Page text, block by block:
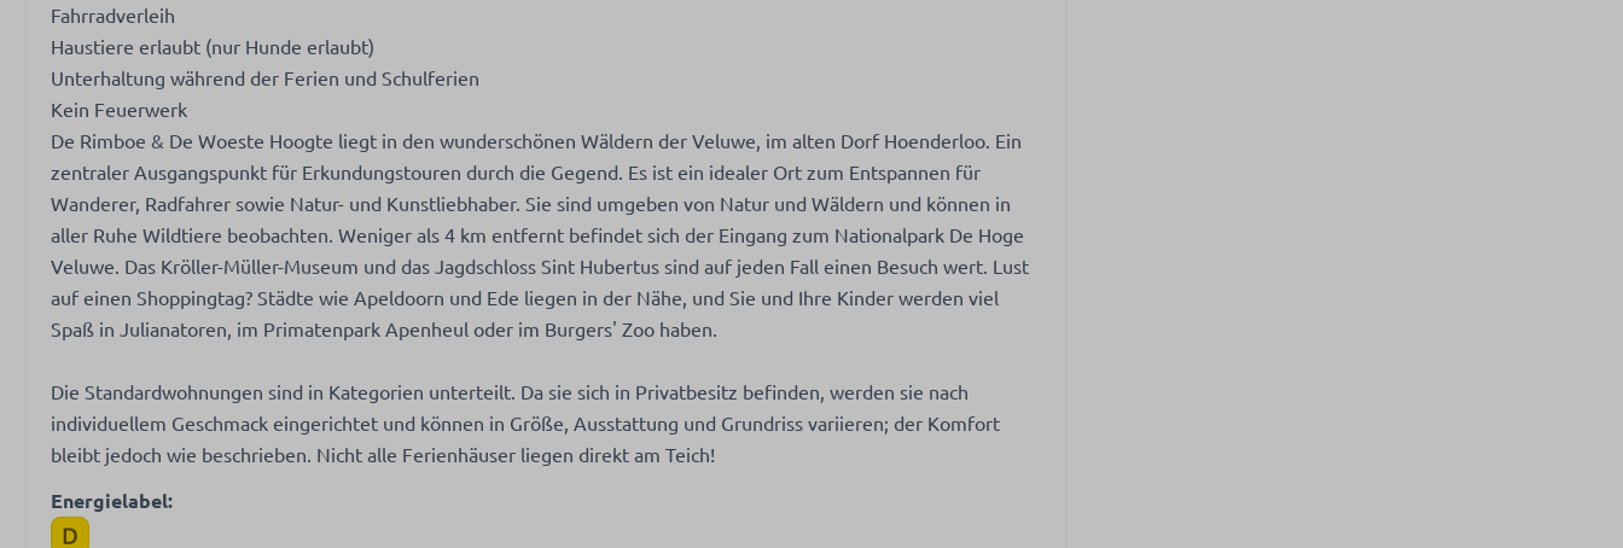
Fahrradverleih
Haustiere erlaubt (nur Hunde erlaubt)
Unterhaltung während der Ferien und Schulferien
Kein Feuerwerk
De Rimboe & De Woeste Hoogte liegt in den wunderschönen Wäldern der Veluwe, im alten Dorf Hoenderloo. Ein
zentraler Ausgangspunkt für Erkundungstouren durch die Gegend. Es ist ein idealer Ort zum Entspannen für
Wanderer, Radfahrer sowie Natur- und Kunstliebhaber. Sie sind umgeben von Natur und Wäldern und können in
aller Ruhe Wildtiere beobachten. Weniger als 4 km entfernt befindet sich der Eingang zum Nationalpark De Hoge
Veluwe. Das Kröller-Müller-Museum und das Jagdschloss Sint Hubertus sind auf jeden Fall einen Besuch wert. Lust
auf einen Shoppingtag? Städte wie Apeldoorn und Ede liegen in der Nähe, und Sie und Ihre Kinder werden viel
Spaß in Julianatoren, im Primatenpark Apenheul oder im Burgers' Zoo haben.
Die Standardwohnungen sind in Kategorien unterteilt. Da sie sich in Privatbesitz befinden, werden sie nach
individuellem Geschmack eingerichtet und können in Größe, Ausstattung und Grundriss variieren; der Komfort
bleibt jedoch wie beschrieben. Nicht alle Ferienhäuser liegen direkt am Teich!
Energielabel: